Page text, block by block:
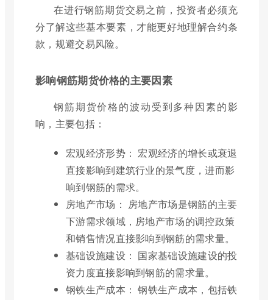
在进行钢筋期货交易之前，投资者必须充
分了解这些基本要素，才能更好地理解合约条
款，规避交易风险。
影响钢筋期货价格的主要因素
钢筋期货价格的波动受到多种因素的影
响，主要包括：
宏观经济形势： 宏观经济的增长或衰退
直接影响到建筑行业的景气度，进而影
响到钢筋的需求。
房地产市场： 房地产市场是钢筋的主要
下游需求领域，房地产市场的调控政策
和销售情况直接影响到钢筋的需求量。
基础设施建设： 国家基础设施建设的投
资力度直接影响到钢筋的需求量。
钢铁生产成本： 钢铁生产成本，包括铁